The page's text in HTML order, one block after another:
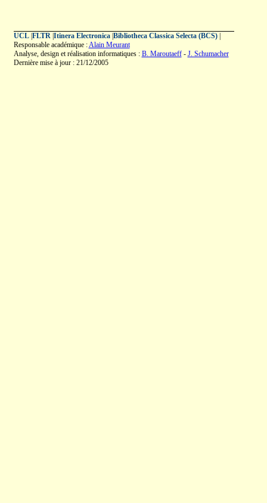
UCL| FLTR| Itinera Electronica| Bibliotheca Classica Selecta (BCS)|
Responsable académique :Alain Meurant
Analyse, design et réalisation informatiques : B. Maroutaeff- J. Schumacher
Dernière mise à jour : 21/12/2005